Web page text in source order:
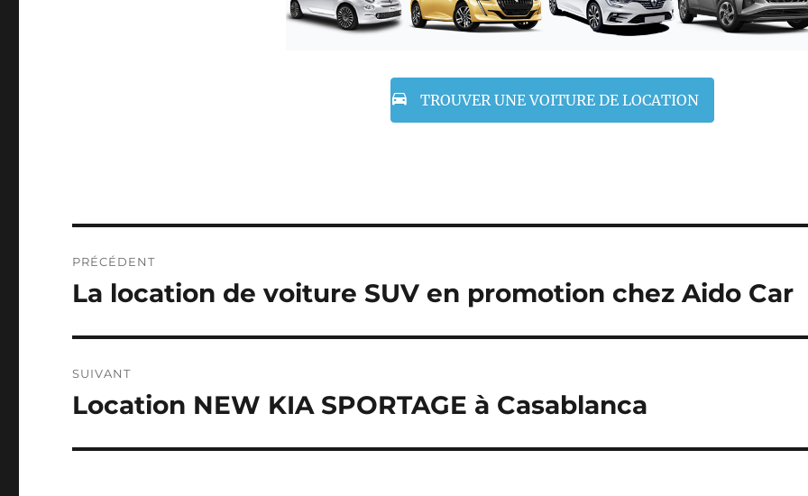
TROUVER UNE VOITURE DE LOCATION
de
PRÉCÉDENT
Publication
La location de voiture SUV en promotion chez Aido Car
SUIVANT
Publication
Location NEW KIA SPORTAGE à Casablanca